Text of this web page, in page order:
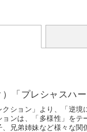
「プレシャスハー
ション」より、「逆境
ンは、「多様性」を
兄弟姉妹など様々な関